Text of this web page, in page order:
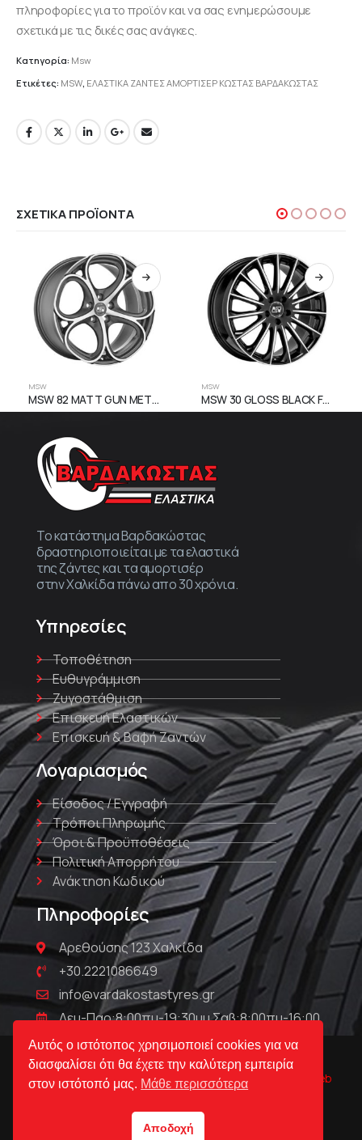
πληροφορίες για το προϊόν και να σας ενημερώσουμε
σχετικά με τις δικές σας ανάγκες.
Κατηγορία: Msw
Ετικέτες: MSW ΕΛΑΣΤΙΚΑ ΖΑΝΤΕΣ ΑΜΟΡΤΙΣΕΡ ΚΩΣΤΑΣ ΒΑΡΔΑΚΩΣΤΑΣ
ΣΧΕΤΙΚΆ ΠΡΟΪΌΝΤΑ
MSW
MSW 82 MATT GUN METAL FULL POLISHED
MSW
MSW 30 GLOSS BLACK FULL POLISHED
Το κατάστημα Βαρδακώστας
δραστηριοποιείται με τα ελαστικά
της ζάντες και τα αμορτισέρ
στην Χαλκίδα πάνω απο 30 χρόνια.
Υπηρεσίες
Τοποθέτηση
Ευθυγράμμιση
Ζυγοστάθμιση
Επισκευή Ελαστικών
Επισκευή & Βαφή Ζαντών
Λογαριασμός
Είσοδος / Εγγραφή
Τρόποι Πληρωμής
Όροι & Προϋποθέσεις
Πολιτική Απορρήτου
Ανάκτηση Κωδικού
Πληροφορίες
Αρεθούσης 123 Χαλκίδα
+30.2221086649
info@vardakostastyres.gr
Δευ-Παρ:8:00πμ-19:30μμ Σαβ:8:00πμ-16:00
© Βαρδακώστας | Ελαστικά & Ζάντες 2023 Powered by
Web
Αυτός ο ιστότοπος χρησιμοποιεί cookies για να
διασφαλίσει ότι θα έχετε την καλύτερη εμπειρία
στον ιστότοπό μας. Μάθε περισσότερα
Αποδοχή